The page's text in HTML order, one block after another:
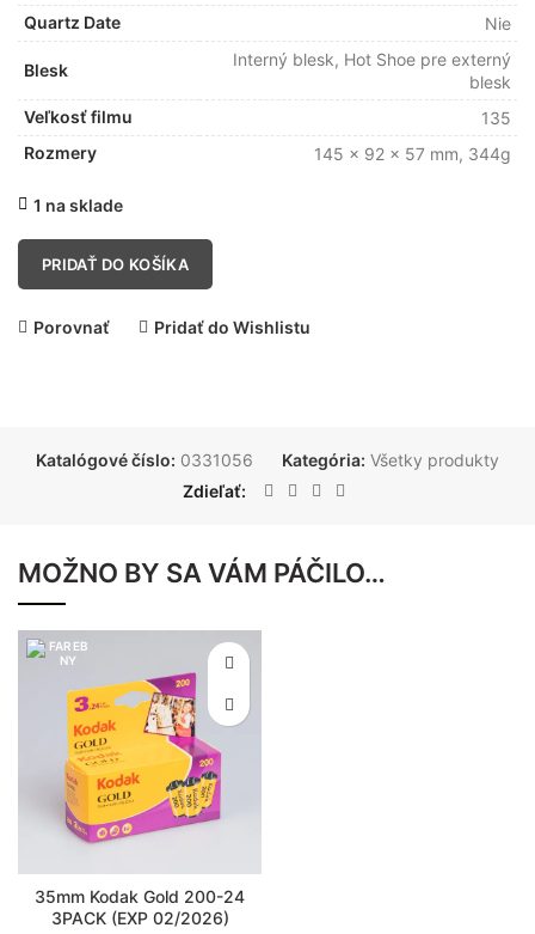
Quartz Date
Nie
Blesk
Interný blesk, Hot Shoe pre externý
blesk
Veľkosť filmu
135
Rozmery
145 x 92 x 57 mm, 344g
1 na sklade
PRIDAŤ DO KOŠÍKA
Porovnať Pridať do Wishlistu
Katalógové číslo: 0331056 Kategória: Všetky produkty
Zdieľať
MOŽNO BY SA VÁM PÁČILO…
35mm Kodak Gold 200-24
3PACK (EXP 02/2026)